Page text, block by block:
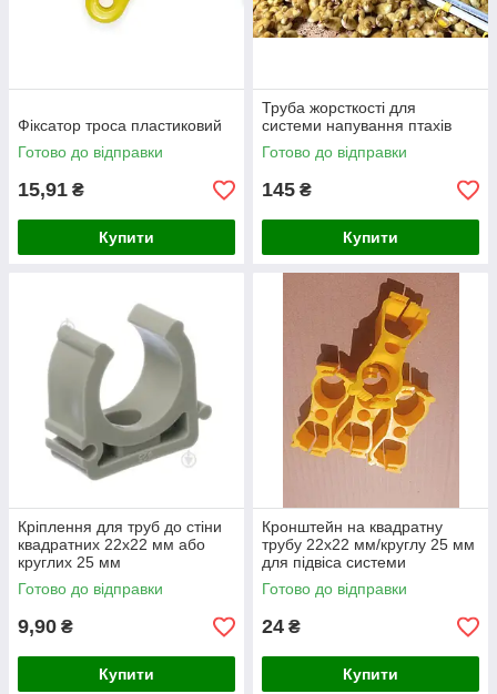
Фіксатор троса пластиковий
Готово до відправки
15,91 ₴
Купити
Труба жорсткості для
системи напування птахів
Готово до відправки
145 ₴
Купити
Кріплення для труб до стіни
квадратних 22х22 мм або
круглих 25 мм
Готово до відправки
9,90 ₴
Купити
Кронштейн на квадратну
трубу 22х22 мм/круглу 25 мм
для підвіса системи
ніпельного напування -
УНІВЕРСАЛЬНИЙ
Готово до відправки
24 ₴
Купити